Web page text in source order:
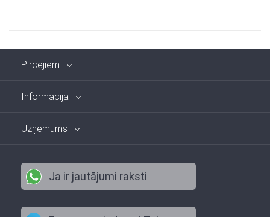
Pircējiem
Informācija
Uzņēmums
Ja ir jautājumi raksti